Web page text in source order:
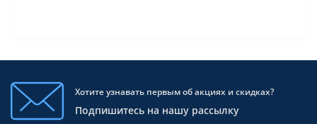
Хотите узнавать первым об акциях и скидках?
Подпишитесь на нашу рассылку